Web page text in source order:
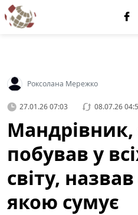
Роксолана Мережко
27.01.26 07:03 08.07.26
побував у
світу,
якою сумує